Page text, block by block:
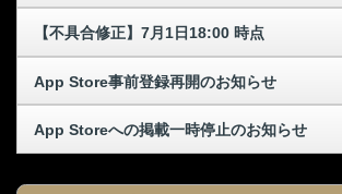
【不具合修正】7月1日18:00 時点
App Store事前登録再開のお知らせ
App Storeへの掲載一時停止のお知らせ